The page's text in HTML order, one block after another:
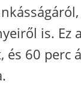
is. Ez
és 60 perc